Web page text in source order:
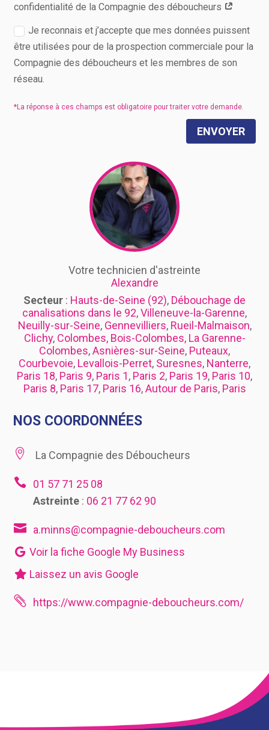
confidentialité de la Compagnie des déboucheurs
Je reconnais et j’accepte que mes données puissent
être utilisées pour de la prospection commerciale pour la
Compagnie des déboucheurs et les membres de son
réseau.
ENVOYER
Votre technicien d'astreinte
Alexandre
Secteur : Hauts-de-Seine (92), Débouchage de
canalisations dans le 92,Villeneuve-la-Garenne,
Neuilly-sur-Seine, Gennevilliers, Rueil-Malmaison,
Clichy, Colombes, Bois-Colombes, La Garenne-
Colombes,Asnières-sur-Seine, Puteaux,
Courbevoie, Levallois-Perret, Suresnes, Nanterre,
Paris 18, Paris 9, Paris 1, Paris 2, Paris 19, Paris 10,
Paris 8, Paris 17, Paris 16,Autour de Paris, Paris
NOS COORDONNÉES
 La Compagnie des Déboucheurs

01 57 71 25 08
Astreinte: 06 21 77 62 90
 a.minns@compagnie-deboucheurs.com
Voir la fiche Google My Business
Laissez un avis Google
 https://www.compagnie-deboucheurs.com/